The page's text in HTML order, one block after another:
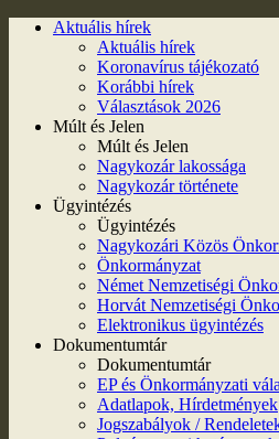
Aktuális hírek
Aktuális hírek
Koronavírus tájékozató
Korábbi hírek
Választások 2026
Múlt és Jelen
Múlt és Jelen
Nagykozár lakossága
Nagykozár története
Ügyintézés
Ügyintézés
Nagykozári Közös
Önkormányzat
Német Nemzetiségi
Horvát Nemzetiségi
Elektronikus ügyintézés
Dokumentumtár
Dokumentumtár
EP és Önkormányzati
Adatlapok, Hírdetmények
Jogszabályok /